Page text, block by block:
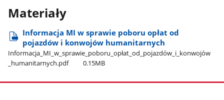
Materiały
Informacja MI w sprawie poboru opłat od
pojazdów i konwojów humanitarnych
Informacja​_MI​_w​_sprawie​_poboru​_opłat​_od​_pojazdów​_i​_konwojów​
_humanitarnych.pdf
0.15MB